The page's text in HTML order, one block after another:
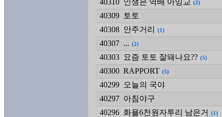
(2)
40309
토토
40308 안주거리 (1)
40307 ... (2)
40303 요즘 토토 잘돼나요?? (5)
40300 RAPPORT (5)
40299 오늘의 국야
40297 아침야구
40296 화욜6천원자투리 남은거 (1)